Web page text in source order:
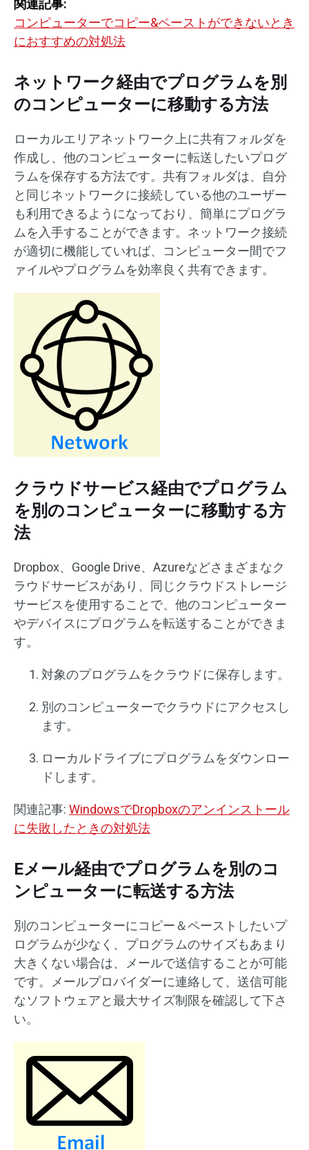
関連記事:
コンピューターでコピー&ペーストができないとき
におすすめの対処法
ネットワーク経由でプログラムを別
のコンピューターに移動する方法
ローカルエリアネットワーク上に共有フォルダを
作成し、他のコンピューターに転送したいプログ
ラムを保存する方法です。共有フォルダは、自分
と同じネットワークに接続している他のユーザー
も利用できるようになっており、簡単にプログラ
ムを入手することができます。ネットワーク接続
が適切に機能していれば、コンピューター間でフ
ァイルやプログラムを効率良く共有できます。
クラウドサービス経由でプログラム
を別のコンピューターに移動する方
法
Dropbox、Google Drive、Azureなどさまざまなク
ラウドサービスがあり、同じクラウドストレージ
サービスを使用することで、他のコンピューター
やデバイスにプログラムを転送することができま
す。
対象のプログラムをクラウドに保存します。
別のコンピューターでクラウドにアクセスし
ます。
ローカルドライブにプログラムをダウンロー
ドします。
関連記事: WindowsでDropboxのアンインストール
に失敗したときの対処法
Eメール経由でプログラムを別のコ
ンピューターに転送する方法
別のコンピューターにコピー＆ペーストしたいプ
ログラムが少なく、プログラムのサイズもあまり
大きくない場合は、メールで送信することが可能
です。メールプロバイダーに連絡して、送信可能
なソフトウェアと最大サイズ制限を確認して下さ
い。